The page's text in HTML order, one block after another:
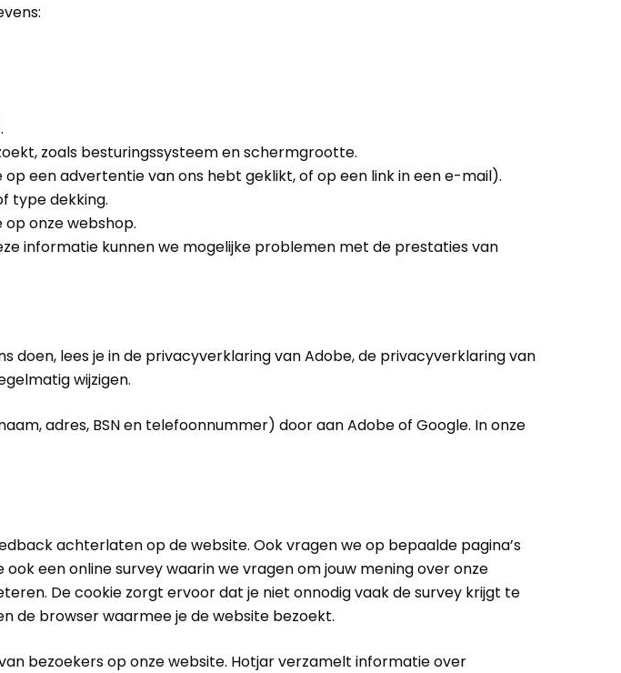
zoals besturingssysteem en schermgrootte.
een advertentie van ons hebt geklikt, of op een link in een e-mail).
type dekking.
onze webshop.
informatie kunnen we mogelijke problemen met de prestaties van
lees je in de privacyverklaring van Adobe, de privacyverklaring van
wijzigen.
adres, BSN en telefoonnummer) door aan Adobe of Google. In onze
achterlaten op de website. Ook vragen we op bepaalde pagina’s
een online survey waarin we vragen om jouw mening over onze
De cookie zorgt ervoor dat je niet onnodig vaak de survey krijgt te
de browser waarmee je de website bezoekt.
bezoekers op onze website. Hotjar verzamelt informatie over